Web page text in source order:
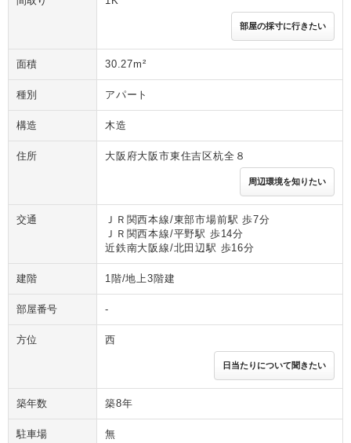
部屋の採寸に行きたい
面積 30.27m²
種別 アパート
構造 木造
住所 大阪府大阪市東住吉区杭全８
周辺環境を知りたい
交通
ＪＲ関西本線/東部市場前駅 歩7分
ＪＲ関西本線/平野駅 歩14分
近鉄南大阪線/北田辺駅 歩16分
建階 1階/地上3階建
部屋番号 -
方位 西
日当たりについて聞きたい
築年数 築8年
駐車場 無